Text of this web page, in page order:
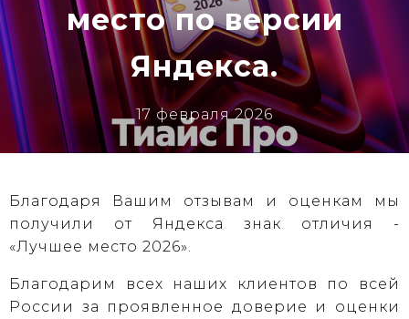
место по версии
Яндекса.
17 февраля 2026
Благодаря Вашим отзывам и оценкам мы
получили от Яндекса знак отличия -
«Лучшее место 2026».
Благодарим всех наших клиентов по всей
России за проявленное доверие и оценки